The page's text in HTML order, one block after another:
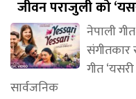
जीवन पराजुली को
नेपाली
संगीतकार
गीत
सार्वजनिक